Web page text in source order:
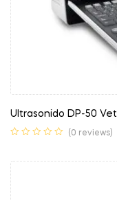
Ultrasonido DP-50 Vet
(0 reviews)